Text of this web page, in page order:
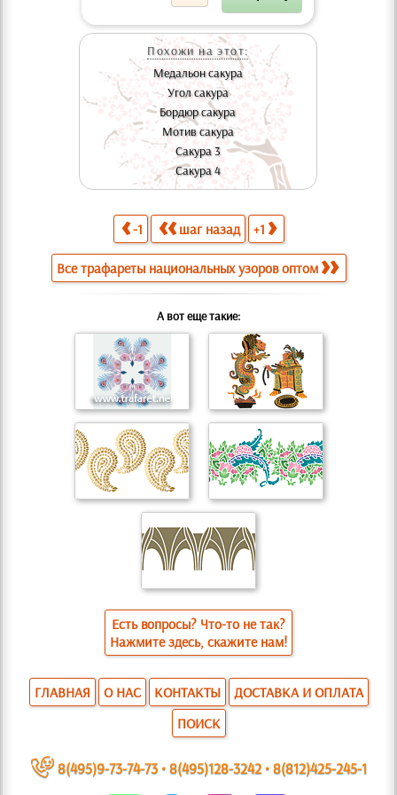
Похожи на этот:
Медальон сакура
Угол сакура
Бордюр сакура
Мотив сакура
Сакура 3
Сакура 4
-1 шаг назад +1
Все трафареты национальных узоров оптом
А вот еще такие:
Есть вопросы? Что-то не так?
Нажмите здесь, скажите нам!
ГЛАВНАЯ О НАС КОНТАКТЫ
ДОСТАВКА И ОПЛАТА
ПОИСК
~ 8(495)9-73-74-73•8(495)128-3242•8(812)425-245-1